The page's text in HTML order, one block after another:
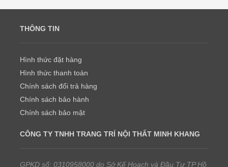
THÔNG TIN
Hình thức đặt hàng
Hình thức thanh toán
Chính sách đổi trả hàng
Chính sách bảo hành
Chính sách bảo mật
CÔNG TY TNHH TRANG TRÍ NỘI THẤT MINH KHANG
GPKD số: 0310958000 do Sở Kế Hoạch và Đầu Tư TP Hồ